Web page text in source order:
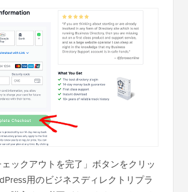
ックアウトを完了」ボタンをクリッ
用のビジネスディレクトリプラ